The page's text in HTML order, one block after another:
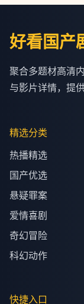
好看国产
聚合多题材高清
与影片详情，提
精选分类
热播精选
国产优选
悬疑罪案
爱情喜剧
奇幻冒险
科幻动作
快捷入口